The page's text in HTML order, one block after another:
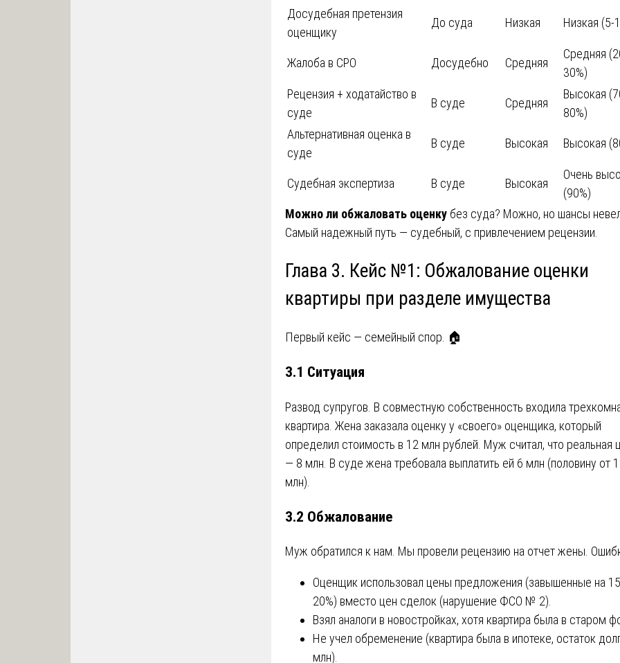
Досудебная претензия
оценщику
До суда Низкая Низкая (5-
Жалоба в СРО Досудебно Средняя
Средняя
30%)
Рецензия + ходатайство в
суде
В суде Средняя
Высокая
80%)
Альтернативная оценка в
суде
В суде Высокая Высокая
Судебная экспертиза В суде Высокая
Очень
(90%)
Можно ли обжаловать оценку без суда? Можно, но шансы
Самый надежный путь — судебный, с привлечением рецензии.
Глава 3. Кейс №1: Обжалование оценки
квартиры при разделе имущества
Первый кейс — семейный спор. 🏠
3.1 Ситуация
Развод супругов. В совместную собственность входила
квартира. Жена заказала оценку у «своего» оценщика, который
определил стоимость в 12 млн рублей. Муж считал, что реальная
— 8 млн. В суде жена требовала выплатить ей 6 млн (половину от
млн).
3.2 Обжалование
Муж обратился к нам. Мы провели рецензию на отчет жены.
Оценщик использовал цены предложения (завышенные на
20%) вместо цен сделок (нарушение ФСО № 2).
Взял аналоги в новостройках, хотя квартира была в старом
Не учел обременение (квартира была в ипотеке, остаток
млн).